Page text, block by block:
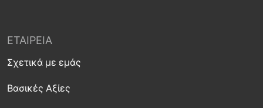
ΕΤΑΙΡΕΊΑ
Σχετικά με εμάς
Βασικές Αξίες